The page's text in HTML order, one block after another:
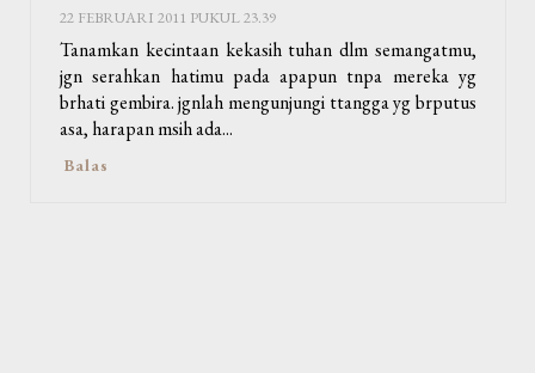
22 FEBRUARI 2011 PUKUL 23.39
Tanamkan kecintaan kekasih tuhan dlm semangatmu,
jgn serahkan hatimu pada apapun tnpa mereka yg
brhati gembira. jgnlah mengunjungi ttangga yg brputus
asa, harapan msih ada...
Balas